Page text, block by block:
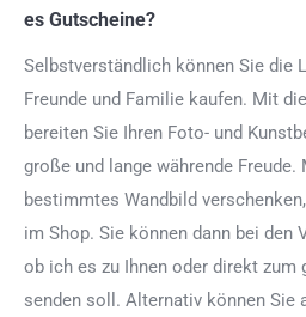
es Gutscheine?
Selbstverständlich können Sie die
Freunde und Familie kaufen. Mit
bereiten Sie Ihren Foto- und
große und lange währende Freude.
bestimmtes Wandbild
im Shop. Sie können dann bei den
ob ich es zu Ihnen oder direkt zum
senden soll. Alternativ können Sie